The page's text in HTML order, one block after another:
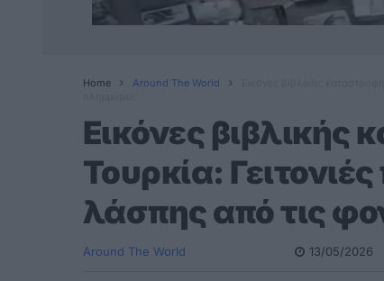
Home Around The World
Εικόνες βιβλικής
Τουρκία:
λάσπης από τις
Around The World 13/05/2026